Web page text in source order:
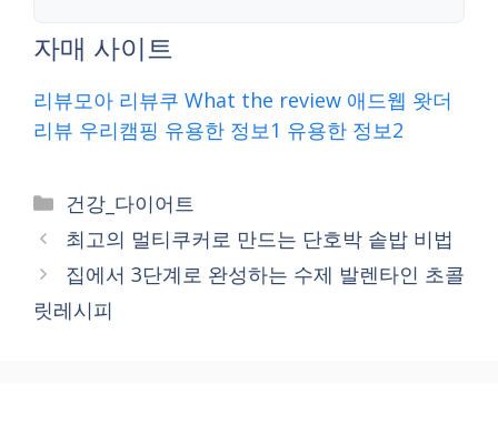
자매 사이트
리뷰모아 리뷰쿠 What the review 애드웹 왓더
리뷰 우리캠핑 유용한 정보1 유용한 정보2
Categories
건강_다이어트
최고의 멀티쿠커로 만드는 단호박 솥밥 비법
집에서 3단계로 완성하는 수제 발렌타인 초콜
릿레시피